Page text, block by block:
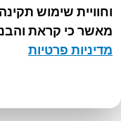
וחוויית שימוש
מאשר כי קראת
מדיניות פרטיות